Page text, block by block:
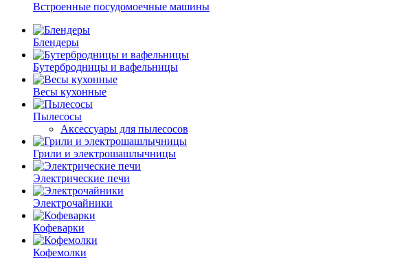
Встроенные посудомоечные машины
Блендеры
Бутербродницы и вафельницы
Весы кухонные
Пылесосы
Аксессуары для пылесосов
Грили и электрошашлычницы
Электрические печи
Электрочайники
Кофеварки
Кофемолки